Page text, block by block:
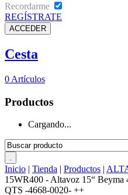
Recordarme
REGÍSTRATE
Cesta
0 Artículos
Productos
Cargando...
Inicio | Tienda | Productos |
15WR400 - Altavoz 15“
QTS -4668-0020- ++